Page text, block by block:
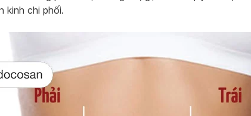
kinh chi phối.